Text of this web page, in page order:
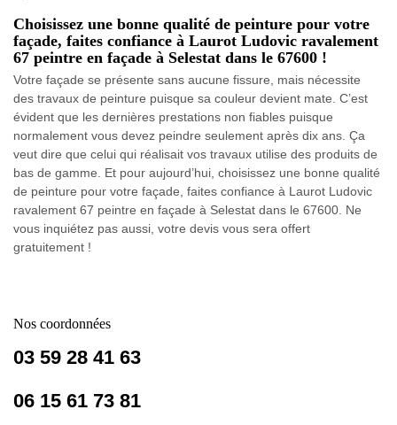
Choisissez une bonne qualité de peinture pour votre
façade, faites confiance à Laurot Ludovic ravalement
67 peintre en façade à Selestat dans le 67600 !
Votre façade se présente sans aucune fissure, mais nécessite
des travaux de peinture puisque sa couleur devient mate. C’est
évident que les dernières prestations non fiables puisque
normalement vous devez peindre seulement après dix ans. Ça
veut dire que celui qui réalisait vos travaux utilise des produits de
bas de gamme. Et pour aujourd’hui, choisissez une bonne qualité
de peinture pour votre façade, faites confiance à Laurot Ludovic
ravalement 67 peintre en façade à Selestat dans le 67600. Ne
vous inquiétez pas aussi, votre devis vous sera offert
gratuitement !
Nos coordonnées
03 59 28 41 63
06 15 61 73 81